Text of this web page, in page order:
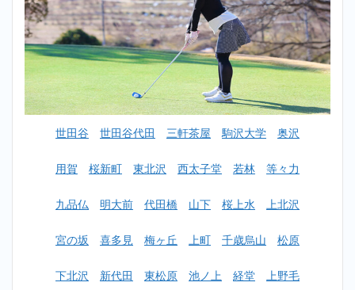
キン
グ一
覧
2
【初心
者女性
OK】
ルフス
おすす
めラン
TOP10
1位：
イン
世田谷 世田谷代田 三軒茶屋 駒沢大学 奥沢
用賀 桜新町 東北沢 西太子堂 若林 等々力
九品仏 明大前 代田橋 山下 桜上水 上北沢
宮の坂 喜多見 梅ヶ丘 上町 千歳烏山 松原
下北沢 新代田 東松原 池ノ上 経堂 上野毛